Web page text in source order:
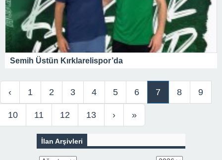
Semih Üstün Kırklarelispor’da
‹ 1 2 3 4 5 6 7 8 9
10 11 12 13 › »
İlan Arşivleri